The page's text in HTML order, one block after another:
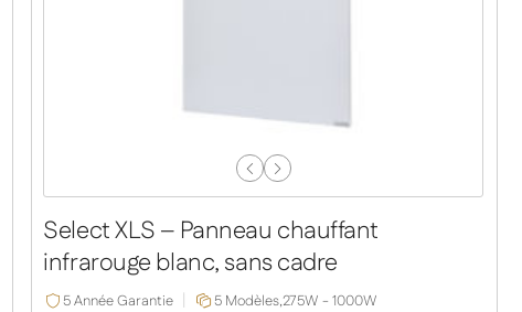
Previous
Next
Select XLS – Panneau chauffant
infrarouge blanc, sans cadre
5 Année Garantie 5 Modèles,275W - 1000W